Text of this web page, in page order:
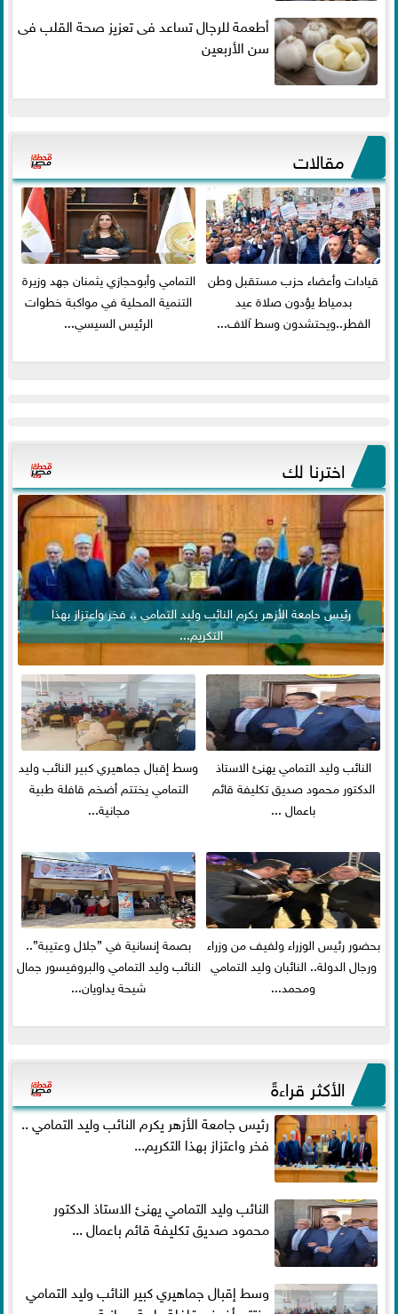
أطعمة للرجال تساعد فى تعزيز صحة القلب فى
سن الأربعين
مقالات
قيادات وأعضاء حزب مستقبل وطن
بدمياط يؤدون صلاة عيد
الفطر..ويحتشدون وسط آلاف...
التمامي وأبوحجازي يثمنان جهد وزيرة
التنمية المحلية في مواكبة خطوات
الرئيس السيسي...
اخترنا لك
رئيس جامعة الأزهر يكرم النائب وليد التمامي .. فخر واعتزاز بهذا
التكريم...
النائب وليد التمامي يهنئ الاستاذ
الدكتور محمود صديق تكليفة قائم
باعمال ...
وسط إقبال جماهيري كبير النائب وليد
التمامي يختتم أضخم قافلة طبية
مجانية...
بحضور رئيس الوزراء ولفيف من وزراء
ورجال الدولة.. النائبان وليد التمامي
ومحمد...
بصمة إنسانية في ”جلال وعتيبة”..
النائب وليد التمامي والبروفيسور جمال
شيحة يداويان...
الأكثر قراءةً
رئيس جامعة الأزهر يكرم النائب وليد التمامي ..
فخر واعتزاز بهذا التكريم...
النائب وليد التمامي يهنئ الاستاذ الدكتور
محمود صديق تكليفة قائم باعمال ...
وسط إقبال جماهيري كبير النائب وليد التمامي